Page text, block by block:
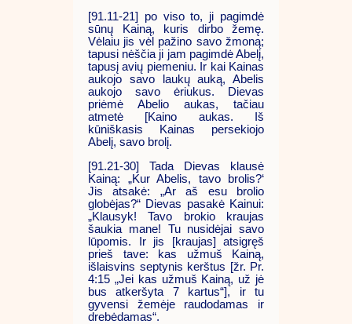
[91.11-21] po viso to, ji pagimdė
sūnų Kainą, kuris dirbo žemę.
Vėlaiu jis vėl pažino savo žmoną;
tapusi nėščia ji jam pagimdė Abelį,
tapusį avių piemeniu. Ir kai Kainas
aukojo savo laukų auką, Abelis
aukojo savo ėriukus. Dievas
priėmė Abelio aukas, tačiau
atmetė [Kaino aukas. Iš
kūniškasis Kainas persekiojo
Abelį, savo brolį.
[91.21-30] Tada Dievas klausė
Kainą: „Kur Abelis, tavo brolis?‘
Jis atsakė: „Ar aš esu brolio
globėjas?“ Dievas pasakė Kainui:
„Klausyk! Tavo brokio kraujas
šaukia mane! Tu nusidėjai savo
lūpomis. Ir jis [kraujas] atsigręš
prieš tave: kas užmuš Kainą,
išlaisvins septynis kerštus [žr. Pr.
4:15 „Jei kas užmuš Kainą, už jė
bus atkeršyta 7 kartus“], ir tu
gyvensi žemėje raudodamas ir
drebėdamas“.